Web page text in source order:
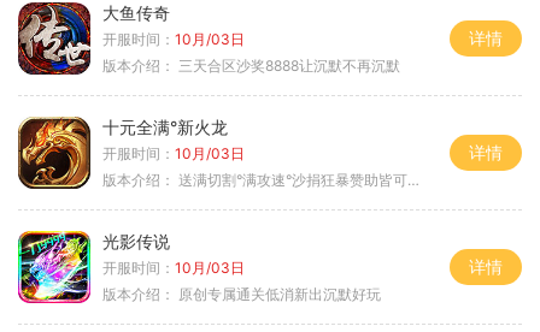
大鱼传奇
开服时间： 10月/03日
版本介绍： 三天合区沙奖8888让沉默不再沉默
详情
十元全满°新火龙
开服时间： 10月/03日
版本介绍： 送满切割°满攻速°沙捐狂暴赞助皆可嫖°
详情
光影传说
开服时间： 10月/03日
版本介绍：
原创专属通关低消新出沉默好玩
详情